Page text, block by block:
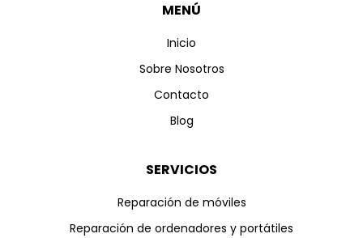
MENÚ
Inicio
Sobre Nosotros
Contacto
Blog
SERVICIOS
Reparación de móviles
Reparación de ordenadores y portátiles